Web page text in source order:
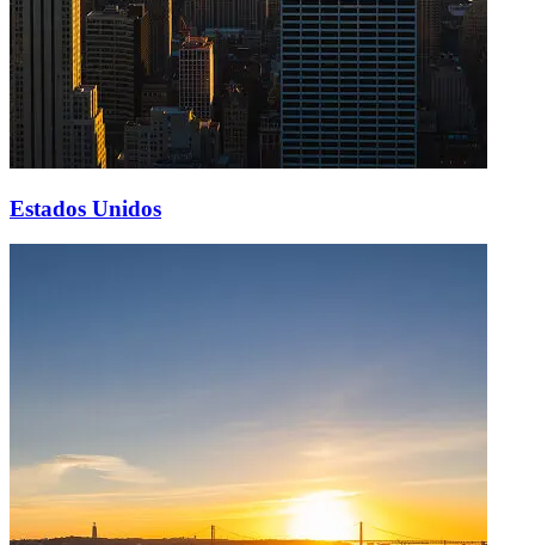
Estados Unidos